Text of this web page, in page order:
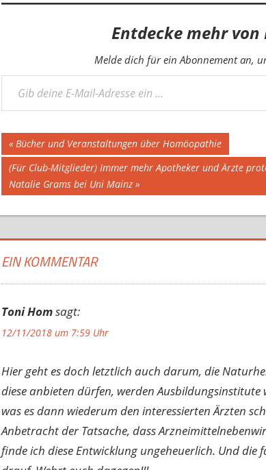
Entdecke mehr
Melde dich für ein Abonnement an,
Gib deine E-Mail-Adresse ein ...
Beitragsnavigation
Vorheriger
Beitrag:
Bücher und Veranstaltungen über Homöopathie
Nächster
Beitrag:
(Für Club-Mitglieder) Immer mehr Apotheker und Ärzte
Natalie Grams bei Uni Mainz
EIN KOMMENTAR
Toni Homsagt:
12/11/2018 um 7:59 Uhr
Hier geht es doch letztlich auch darum, die
diese anbieten dürfen, werden
was es dann wiederum den interessierten Ärzten
Anbetracht der Tatsache, dass
finde ich diese Entwicklung ungeheuerlich. Und